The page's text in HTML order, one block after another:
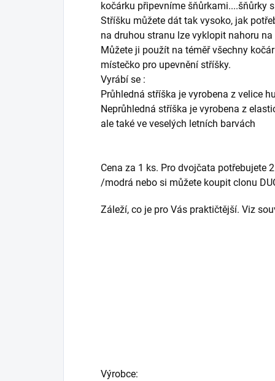
kočárku připevníme šňůrkami....šňůrky
Stříšku můžete dát tak vysoko, jak
na druhou stranu lze vyklopit nahoru
Můžete ji použít na téměř všechny
místečko pro upevnění stříšky.
Vyrábí se :
Průhledná stříška je vyrobena z velice
Neprůhledná stříška je vyrobena z
ale také ve veselých letních barvách
Cena za 1 ks. Pro dvojčata potřebujete
/modrá nebo si můžete koupit clonu
Záleží, co je pro Vás praktičtější. Viz
Výrobce: